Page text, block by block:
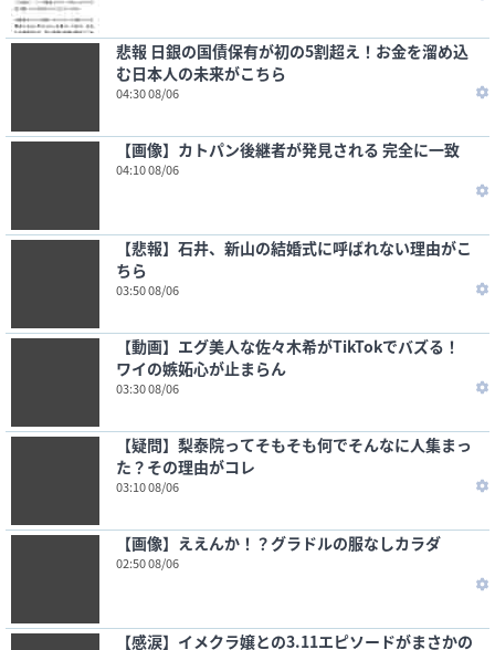
悲報 日銀の国債保有が初の5割超え！お金を溜め込
む日本人の未来がこちら
04:30 08/06
【画像】カトパン後継者が発見される 完全に一致
04:10 08/06
【悲報】石井、新山の結婚式に呼ばれない理由がこ
ちら
03:50 08/06
【動画】エグ美人な佐々木希がTikTokでバズる！
ワイの嫉妬心が止まらん
03:30 08/06
【疑問】梨泰院ってそもそも何でそんなに人集まっ
た？その理由がコレ
03:10 08/06
【画像】ええんか！？グラドルの服なしカラダ
02:50 08/06
【感涙】イメクラ嬢との3.11エピソードがまさかの